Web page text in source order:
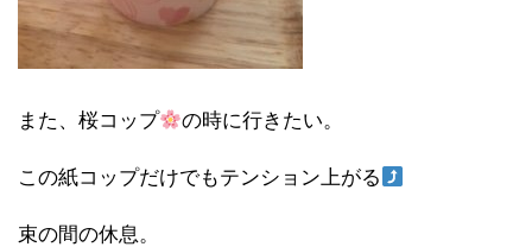
また、桜コップ の時に行きたい。
この紙コップだけでもテンション上がる
束の間の休息。